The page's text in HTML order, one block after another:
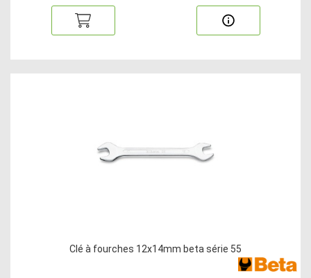
Clé à fourches 12x14mm beta série 55